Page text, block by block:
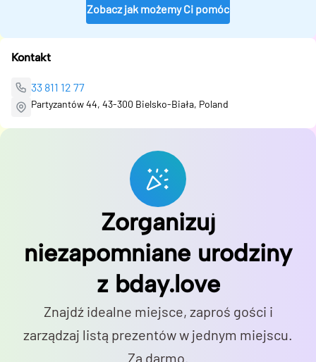
Zobacz jak możemy Ci pomóc
Kontakt
33 811 12 77
Partyzantów 44, 43-300 Bielsko-Biała, Poland
Zorganizuj
niezapomniane urodziny
z bday.love
Znajdź idealne miejsce, zaproś gości i
zarządzaj listą prezentów w jednym miejscu.
Za darmo.